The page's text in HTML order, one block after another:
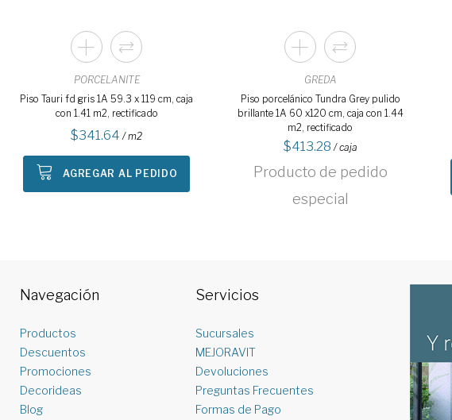
PORCELANITE
Piso Tauri fd gris 1A 59.3 x 119 cm, caja
con 1.41 m2, rectificado
341.64 / m2
AGREGAR AL PEDIDO
GREDA
Piso porcelánico Tundra Grey pulido
brillante 1A 60 x120 cm, caja con 1.44
m2, rectificado
413.28 / caja
Producto de pedido
especial
Navegación
Productos
Descuentos
Promociones
Decorideas
Blog
Servicios
Sucursales
MEJORAVIT
Devoluciones
Preguntas Frecuentes
Formas de Pago